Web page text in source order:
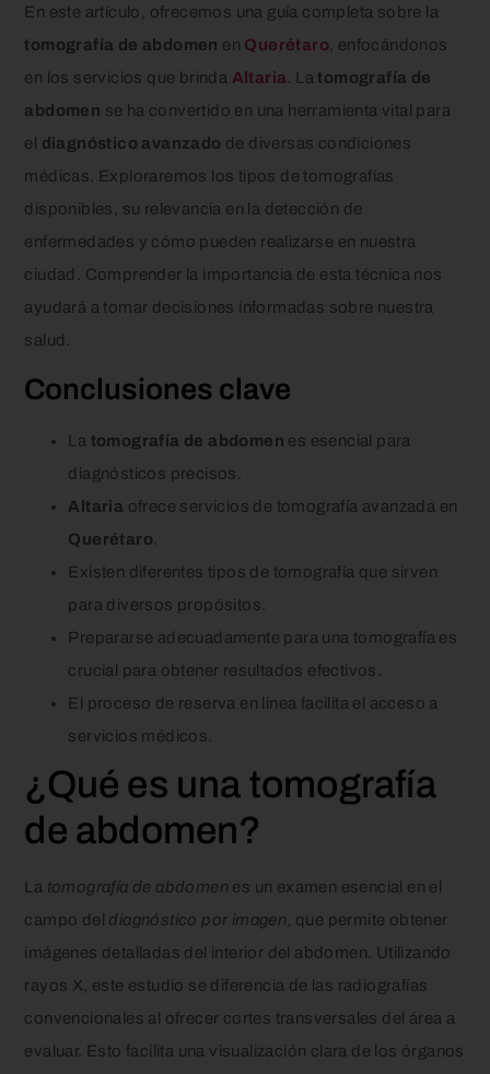
En este artículo, ofrecemos una guía completa sobre la
tomografía de abdomen en Querétaro , enfocándonos
en los servicios que brinda Altaria . La tomografía de
abdomen se ha convertido en una herramienta vital para
el diagnóstico avanzado de diversas condiciones
médicas. Exploraremos los tipos de tomografías
disponibles, su relevancia en la detección de
enfermedades y cómo pueden realizarse en nuestra
ciudad. Comprender la importancia de esta técnica nos
ayudará a tomar decisiones informadas sobre nuestra
salud.
Conclusiones clave
La tomografía de abdomen es esencial para
diagnósticos precisos.
Altaria ofrece servicios de tomografía avanzada en
Querétaro.
Existen diferentes tipos de tomografía que sirven
para diversos propósitos.
Prepararse adecuadamente para una tomografía es
crucial para obtener resultados efectivos.
El proceso de reserva en línea facilita el acceso a
servicios médicos.
¿Qué es una tomografía
de abdomen?
La tomografía de abdomen es un examen esencial en el
campo del diagnóstico por imagen, que permite obtener
imágenes detalladas del interior del abdomen. Utilizando
rayos X, este estudio se diferencia de las radiografías
convencionales al ofrecer cortes transversales del área a
evaluar. Esto facilita una visualización clara de los órganos